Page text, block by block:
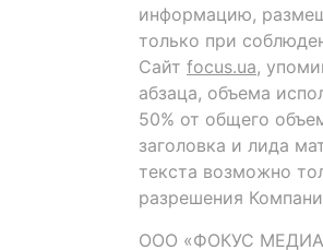
информацию,
только при
Сайт focus.ua,
абзаца, объема
50% от общего
заголовка и лида
текста возможно
разрешения
ООО «ФОКУС